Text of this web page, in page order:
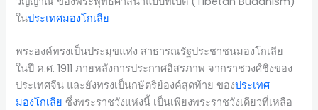
ในประเทศมองโกเลีย
พระองค์ทรงเป็นประมุขแห่ง สาธารณรัฐประชาชนมองโกเลีย
ในปี ค.ศ. 1911 ภายหลังการประกาศอิสรภาพ จากราชวงศ์ชิงของ
ประเทศจีน และยังทรงเป็นกษัตริย์องค์สุดท้าย ของประเทศ
มองโกเลีย ซึ่งพระราชวังแห่งนี้ เป็นเพียงพระราชวังเดียวที่เหลือ